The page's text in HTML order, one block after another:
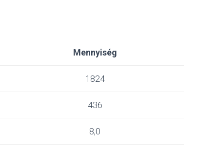
Mennyiség
1824
436
8,0